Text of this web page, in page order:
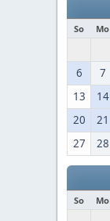
So Mo
6
7
13
14
20
21
27
28
So Mo